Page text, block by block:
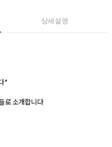
상세설명
*
로 소개합니다